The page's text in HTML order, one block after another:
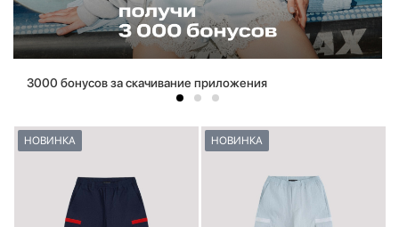
3000 бонусов за скачивание приложения
НОВИНКА НОВИНКА